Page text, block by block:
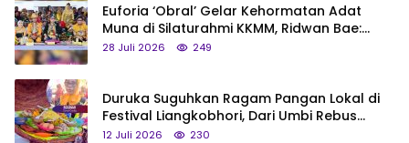
Euforia ‘Obral’ Gelar Kehormatan Adat
Muna di Silaturahmi KKMM, Ridwan Bae:
Saya Bukan Tipe Begitu, Belum Pantas!
28 Juli 2026 249
Duruka Suguhkan Ragam Pangan Lokal di
Festival Liangkobhori, Dari Umbi Rebus
hingga Tumpeng Beras Muna
12 Juli 2026 230